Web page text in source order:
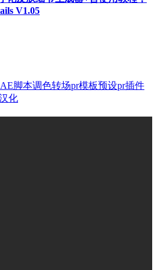
V1.05
AE脚本调色转场pr模板预设pr插件
化